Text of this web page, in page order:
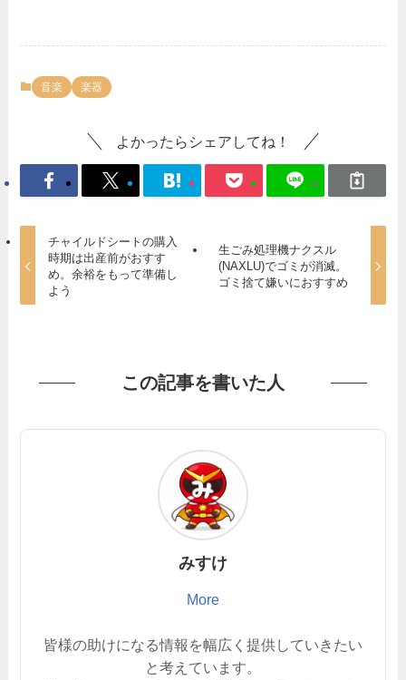
音楽 楽器
よかったらシェアしてね！
チャイルドシートの購入
時期は出産前がおすす
め。余裕をもって準備し
よう
生ごみ処理機ナクスル
(NAXLU)でゴミが消滅。
ゴミ捨て嫌いにおすすめ
この記事を書いた人
みすけ
More
皆様の助けになる情報を幅広く提供していきたい
と考えています。